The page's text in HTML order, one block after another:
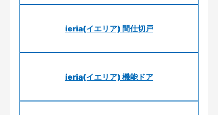
ieria(イエリア) 間仕切戸
ieria(イエリア) 機能ドア